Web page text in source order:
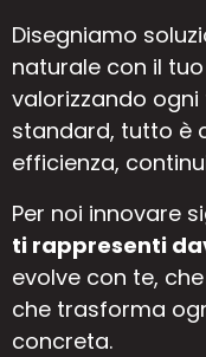
Disegniamo
naturale con il
valorizzando
standard, tutto è
efficienza,
Per noi innovare
ti rappresenti
evolve con te,
che trasforma
concreta.